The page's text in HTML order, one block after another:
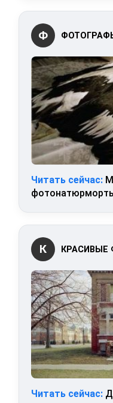
Ф
Читать сейчас:
К КРАСИВЫЕ
Читать сейчас: